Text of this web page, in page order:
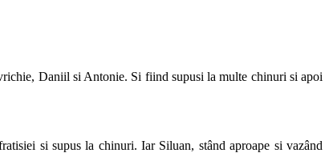
Daniil si Antonie. Si fiind supusi la multe chinuri si apoi
si supus la chinuri. Iar Siluan, stând aproape si vazând